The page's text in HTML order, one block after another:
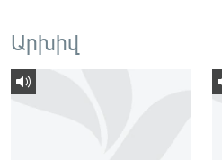
ՓՈԴՔԱՍԹ
Հայերեն
Արխիվ